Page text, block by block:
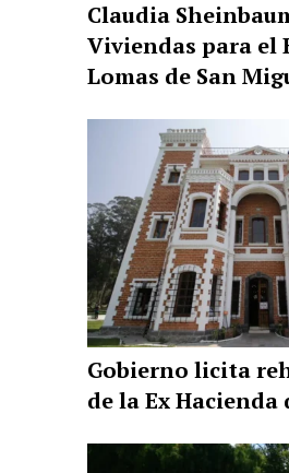
Claudia
Viviendas para el
Lomas de San
Gobierno licita
de la Ex Hacienda